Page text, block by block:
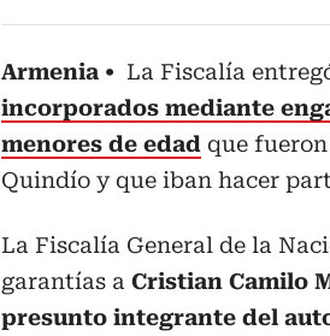
Armenia La Fiscalía
incorporados mediante
menores de edad que
Quindío y que iban hacer
La Fiscalía General de la
garantías a Cristian Camilo
presunto integrante del